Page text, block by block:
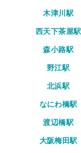
木津川駅
西天下茶屋駅
森小路駅
野江駅
北浜駅
なにわ橋駅
渡辺橋駅
大阪梅田駅